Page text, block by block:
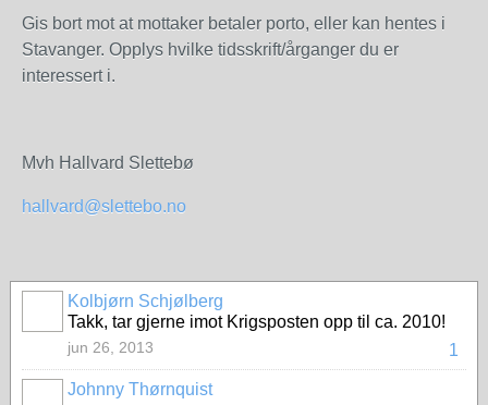
Gis bort mot at mottaker betaler porto, eller kan hentes i
Stavanger. Opplys hvilke tidsskrift/årganger du er
interessert i.
Mvh Hallvard Slettebø
hallvard@slettebo.no
Kolbjørn Schjølberg
Takk, tar gjerne imot Krigsposten opp til ca. 2010!
1
jun 26, 2013
Johnny Thørnquist